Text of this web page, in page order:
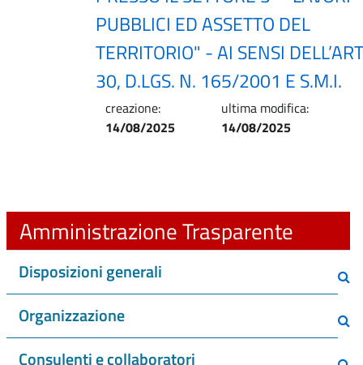
PUBBLICI ED ASSETTO DEL
TERRITORIO" - AI SENSI
30, D.LGS. N. 165/2001 E S.M.I.
creazione:
14/08/2025
ultima modifica:
14/08/2025
Amministrazione Trasparente
Disposizioni generali
Organizzazione
Consulenti e collaboratori